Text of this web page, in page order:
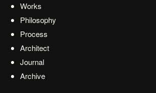
Works
Philosophy
Process
Architect
Journal
Archive